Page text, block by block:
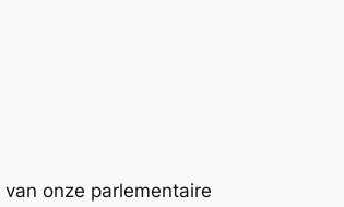
onze parlementaire